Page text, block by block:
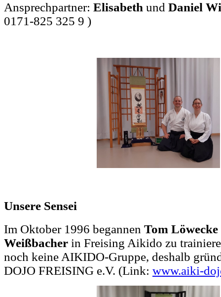
Ansprechpartner: Elisabeth und Daniel
0171-825 325 9 )
Unsere Sensei
Im Oktober 1996 begannen Tom Löwecke
Weißbacher in Freising Aikido zu
noch keine AIKIDO-Gruppe, deshalb
DOJO FREISING e.V. (Link: www.aiki-